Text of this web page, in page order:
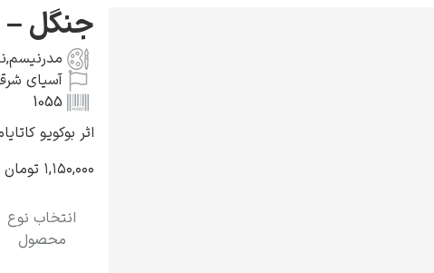
جنگل –
مدرنیسم,
آسیای
1055
اثر بوکویو
۱,۱۵۰,۰۰۰ تومان
انتخاب نوع
محصول